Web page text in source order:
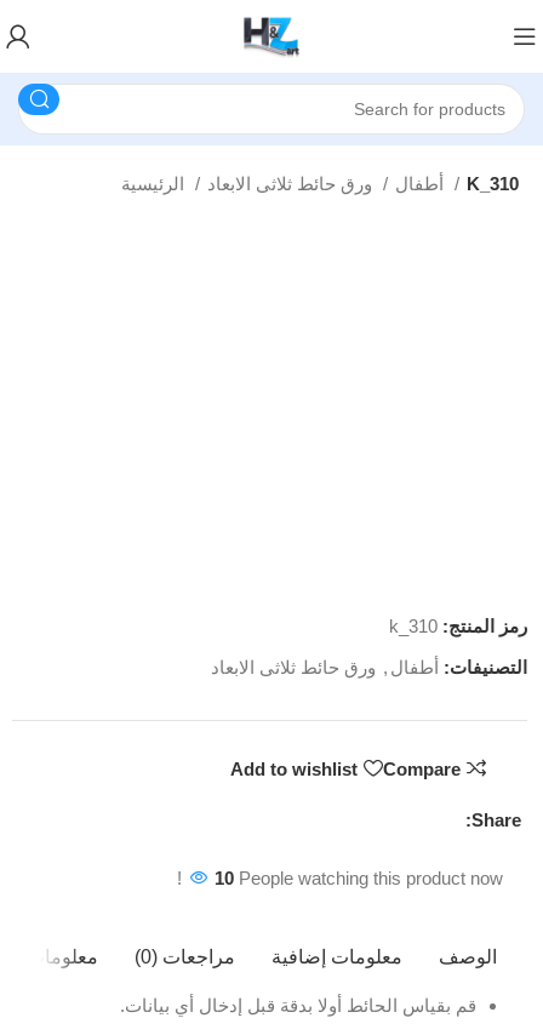
K_310
رمز المنتج:k_310
التصنيفات: أطفال , ورق حائط ثلاثى الابعاد
Compare
Add to wishlist
Share:
10 People watching this product now!
الوصف معلومات إضافية مراجعات (0) معلومات
قم بقياس الحائط أولا بدقة قبل إدخال أي بيانات.